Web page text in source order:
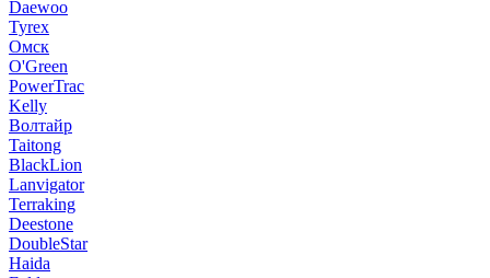
Daewoo
Tyrex
Омск
O'Green
PowerTrac
Kelly
Волтайр
Taitong
BlackLion
Lanvigator
Terraking
Deestone
DoubleStar
Haida